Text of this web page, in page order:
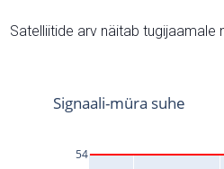
Satelliitide arv näitab tugijaamale